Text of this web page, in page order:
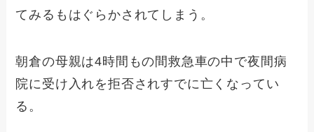
てみるもはぐらかされてしまう。
朝倉の母親は4時間もの間救急車の中で夜間病
院に受け入れを拒否されすでに亡くなってい
る。